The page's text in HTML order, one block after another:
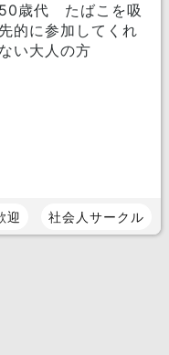
歳代 たばこを吸
的に参加してくれ
い大人の方
迎 社会人サークル